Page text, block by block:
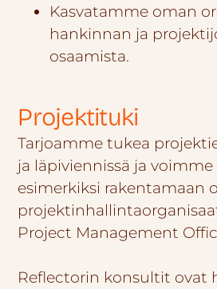
Kasvatamme oman
hankinnan ja
osaamista.
Projektituki
Tarjoamme tukea
ja läpiviennissä ja
esimerkiksi rakentamaan
Project Management
Reflectorin konsultit ovat